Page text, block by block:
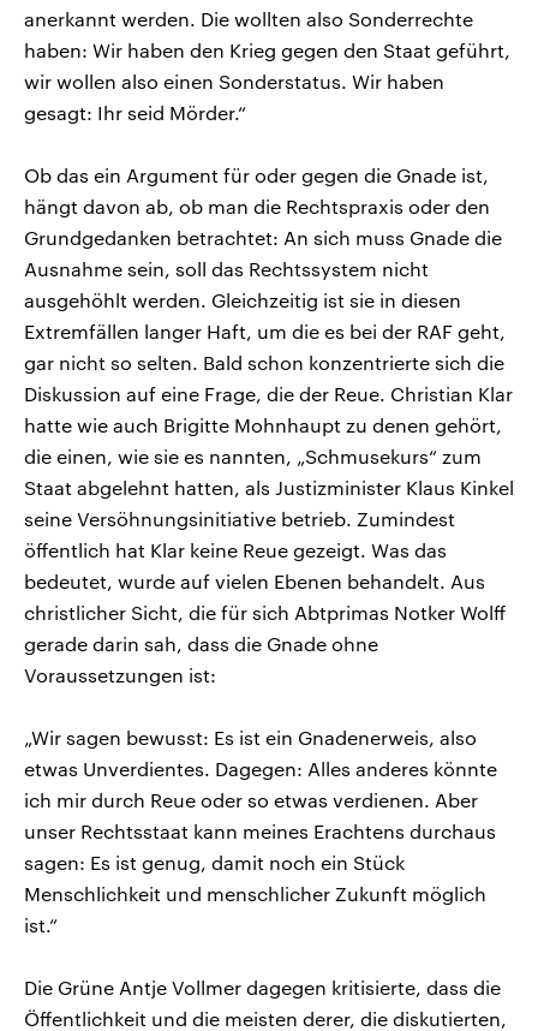
anerkannt werden. Die wollten also Sonderrechte
haben: Wir haben den Krieg gegen den Staat geführt,
wir wollen also einen Sonderstatus. Wir haben
gesagt: Ihr seid Mörder.“
Ob das ein Argument für oder gegen die Gnade ist,
hängt davon ab, ob man die Rechtspraxis oder den
Grundgedanken betrachtet: An sich muss Gnade die
Ausnahme sein, soll das Rechtssystem nicht
ausgehöhlt werden. Gleichzeitig ist sie in diesen
Extremfällen langer Haft, um die es bei der RAF geht,
gar nicht so selten. Bald schon konzentrierte sich die
Diskussion auf eine Frage, die der Reue. Christian Klar
hatte wie auch Brigitte Mohnhaupt zu denen gehört,
die einen, wie sie es nannten, „Schmusekurs“ zum
Staat abgelehnt hatten, als Justizminister Klaus Kinkel
seine Versöhnungsinitiative betrieb. Zumindest
öffentlich hat Klar keine Reue gezeigt. Was das
bedeutet, wurde auf vielen Ebenen behandelt. Aus
christlicher Sicht, die für sich Abtprimas Notker Wolff
gerade darin sah, dass die Gnade ohne
Voraussetzungen ist:
„Wir sagen bewusst: Es ist ein Gnadenerweis, also
etwas Unverdientes. Dagegen: Alles anderes könnte
ich mir durch Reue oder so etwas verdienen. Aber
unser Rechtsstaat kann meines Erachtens durchaus
sagen: Es ist genug, damit noch ein Stück
Menschlichkeit und menschlicher Zukunft möglich
ist.“
Die Grüne Antje Vollmer dagegen kritisierte, dass die
Öffentlichkeit und die meisten derer, die diskutierten,